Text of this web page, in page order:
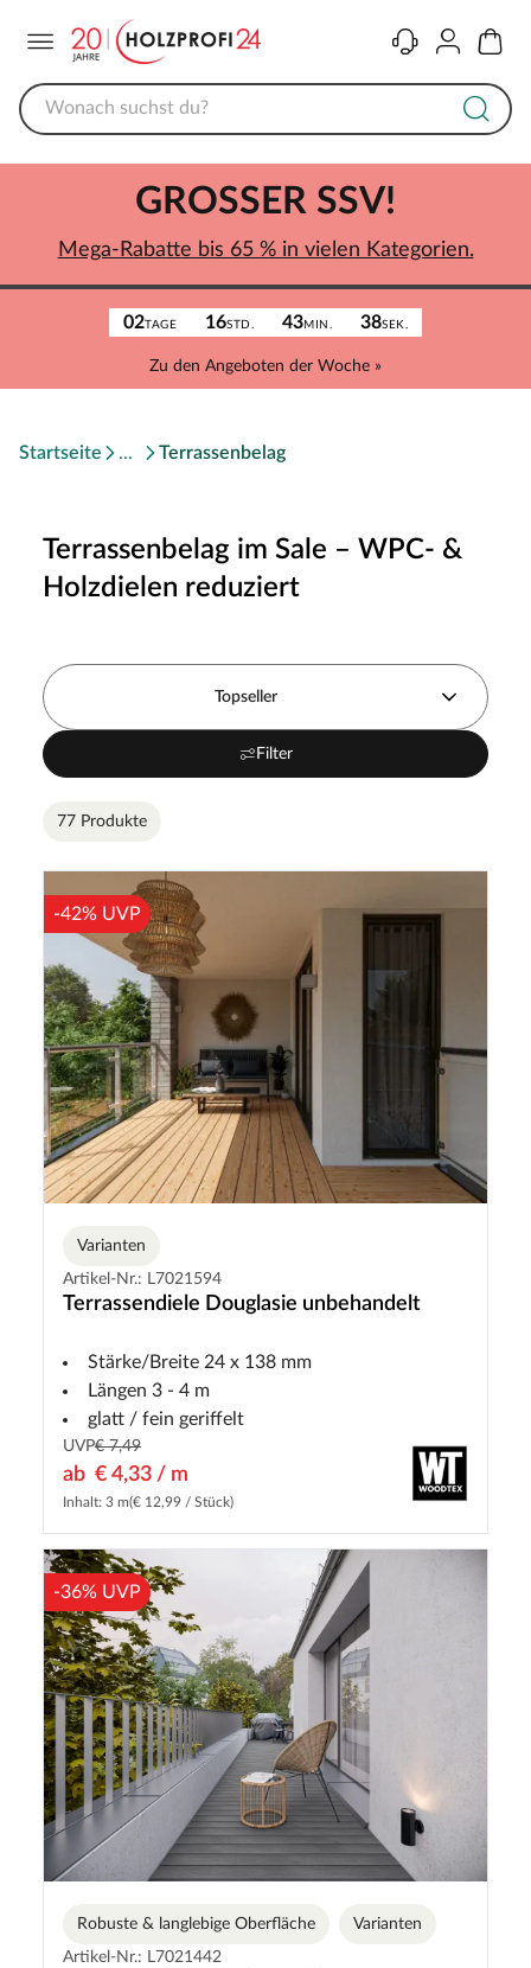
KontaktKonto
02TAGE 16STD. 43MIN. 38SEK.
Zu den Angeboten der Woche »
GROSSER SSV!
Mega-Rabatte bis 65 % in vielen Kategorien.
Startseite Terrassenbelag
Terrassenbelag im Sale – WPC- &
Holzdielen reduziert
Topseller
Filter
77 Produkte
-42% UVP
Varianten
Artikel-Nr.: L7021594
Terrassendiele Douglasie unbehandelt
Stärke/Breite 24 x 138 mm
Längen 3 - 4 m
glatt / fein geriffelt
UVP€ 7,49
ab € 4,33 / m
Inhalt: 3 m(€ 12,99 / Stück)
-36% UVP
Robuste & langlebige Oberfläche
Varianten
Artikel-Nr.: L7021442